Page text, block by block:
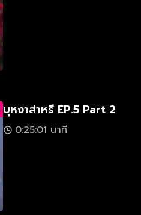
บุหงาส่าหรี EP.5 Part 2
0:25:01 นาที